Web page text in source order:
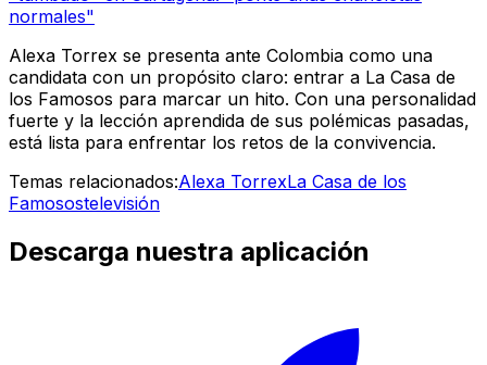
normales"
Alexa Torrex se presenta ante Colombia como una
candidata con un propósito claro: entrar a La Casa de
los Famosos para marcar un hito. Con una personalidad
fuerte y la lección aprendida de sus polémicas pasadas,
está lista para enfrentar los retos de la convivencia.
Temas relacionados:Alexa TorrexLa Casa de los
Famosostelevisión
Descarga nuestra aplicación